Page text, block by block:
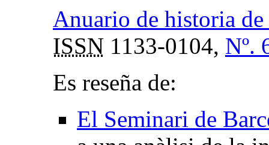
Anuario de historia
ISSN 1133-0104, Nº.
Es reseña de:
El Seminari de